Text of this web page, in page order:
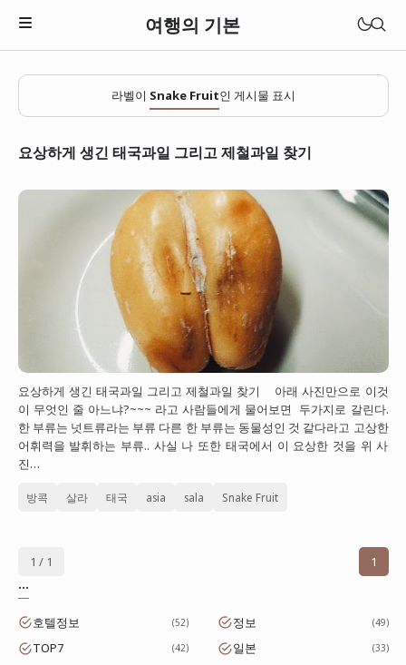
여행의 기본
태국
대만
이탈리아
스페인
라벨이 Snake Fruit인 게시물 표시
요상하게 생긴 태국과일 그리고 제철과일 찾기
요상하게 생긴 태국과일 그리고 제철과일 찾기 아래 사진만으로 이것
이 무엇인 줄 아느냐?~~~ 라고 사람들에게 물어보면 두가지로 갈린다.
한 부류는 넛트류라는 부류 다른 한 부류는 동물성인 것 같다라고 고상한
어휘력을 발휘하는 부류.. 사실 나 또한 태국에서 이 요상한 것을 위 사
진…
방콕 살라 태국 asia sala Snake Fruit
1 / 1
1
...
호텔정보 52 정보 49
TOP7 42 일본 33